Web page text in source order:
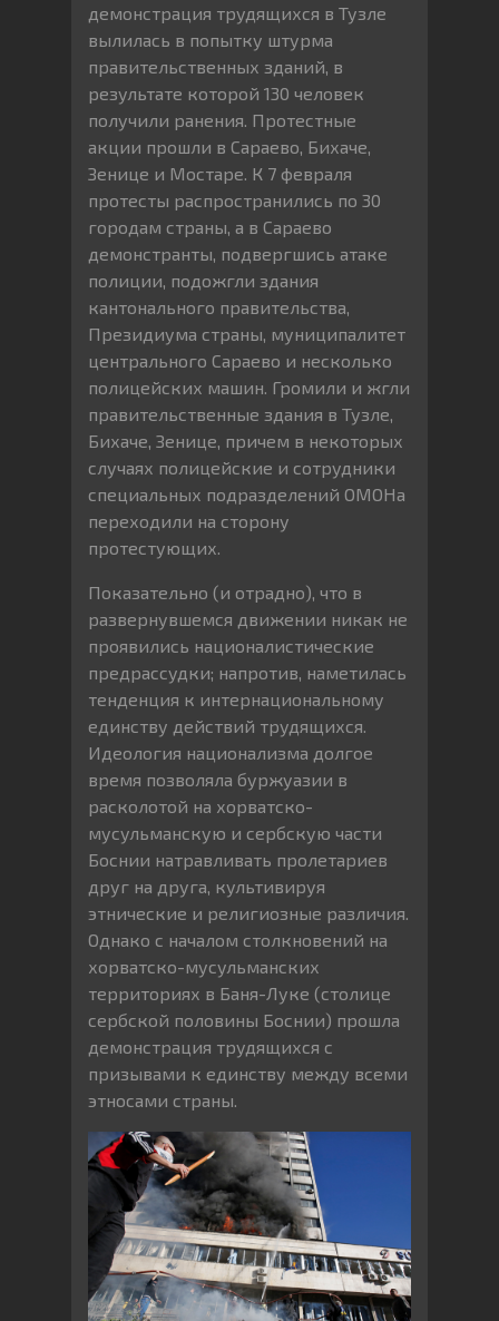
демонстрация трудящихся в Тузле
вылилась в попытку штурма
правительственных зданий, в
результате которой 130 человек
получили ранения. Протестные
акции прошли в Сараево, Бихаче,
Зенице и Мостаре. К 7 февраля
протесты распространились по 30
городам страны, а в Сараево
демонстранты, подвергшись атаке
полиции, подожгли здания
кантонального правительства,
Президиума страны, муниципалитет
центрального Сараево и несколько
полицейских машин. Громили и жгли
правительственные здания в Тузле,
Бихаче, Зенице, причем в некоторых
случаях полицейские и сотрудники
специальных подразделений ОМОНа
переходили на сторону
протестующих.
Показательно (и отрадно), что в
развернувшемся движении никак не
проявились националистические
предрассудки; напротив, наметилась
тенденция к интернациональному
единству действий трудящихся.
Идеология национализма долгое
время позволяла буржуазии в
расколотой на хорватско-
мусульманскую и сербскую части
Боснии натравливать пролетариев
друг на друга, культивируя
этнические и религиозные различия.
Однако с началом столкновений на
хорватско-мусульманских
территориях в Баня-Луке (столице
сербской половины Боснии) прошла
демонстрация трудящихся с
призывами к единству между всеми
этносами страны.